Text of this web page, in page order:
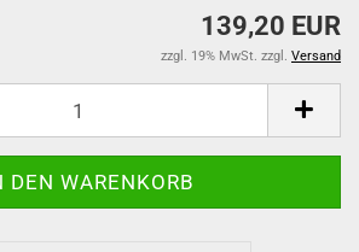
139,20 EUR
zzgl. 19% MwSt. zzgl. Versand